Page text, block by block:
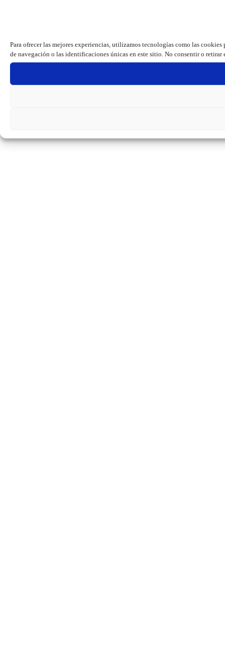
Para ofrecer las mejores experiencias, utilizamos tecnologías como las
de navegación o las identificaciones únicas en este sitio. No consentir o